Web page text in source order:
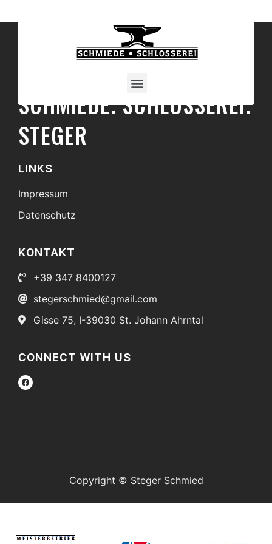
SCHMIEDE. SCHLOSSEREI.
STEGER
LINKS
Impressum
Datenschutz
KONTAKT
+39 347 8400127
stegerschmied@gmail.com
Gisse 75, I-39030 St. Johann Ahrntal
CONNECT WITH US
Copyright © Steger Schmied